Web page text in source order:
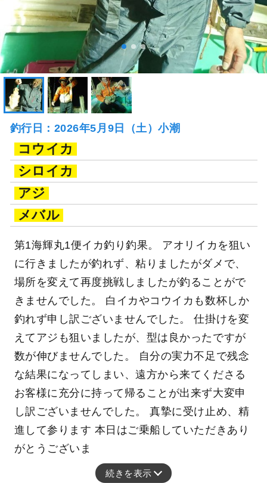
釣行日：2026年5月9日（土）小潮
コウイカ
シロイカ
アジ
メバル
第1海輝丸1便イカ釣り釣果。 アオリイカを狙い
に行きましたが釣れず、粘りましたがダメで、
場所を変えて再度挑戦しましたが釣ることがで
きませんでした。 白イカやコウイカも数杯しか
釣れず申し訳ございませんでした。 仕掛けを変
えてアジも狙いましたが、型は良かったですが
数が伸びませんでした。 自分の実力不足で残念
な結果になってしまい、遠方から来てくださる
お客様に充分に持って帰ることが出来ず大変申
し訳ございませんでした。 真摯に受け止め、精
進して参ります 本日はご乗船していただきあり
がとうございま
続きを表示